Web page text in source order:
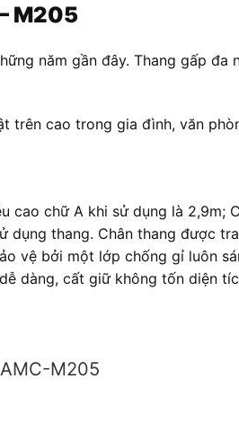
M205
năm gần đây. Thang gấp
trên cao trong gia đình, văn
cao chữ A khi sử dụng là 2,9m;
thang. Chân thang được
vệ bởi một lớp chống gỉ luôn
dàng, cất giữ không tốn diện
M205